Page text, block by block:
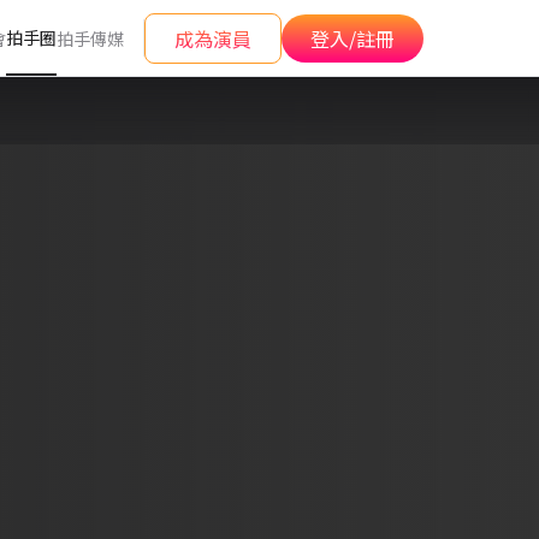
拍手圈拍手傳媒 成為演員 登入/註冊